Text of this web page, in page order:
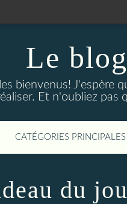
Le
bienvenus! J'espère
Et n'oubliez
CATÉGORIES PRINCIPALES
du